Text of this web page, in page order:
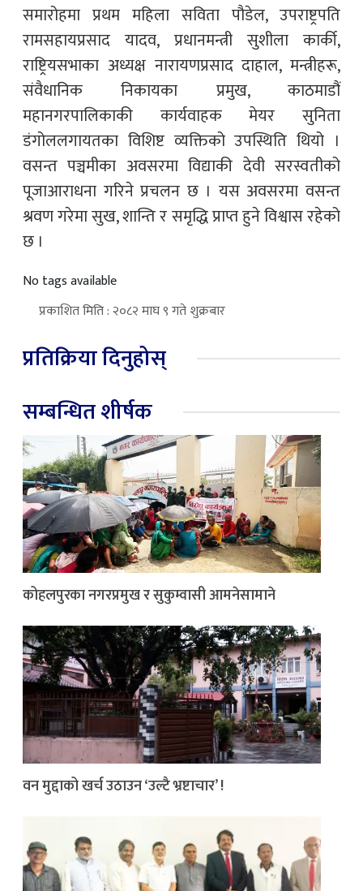
समारोहमा प्रथम महिला सविता पौडेल, उपराष्ट्रपति
रामसहायप्रसाद यादव, प्रधानमन्त्री सुशीला कार्की,
राष्ट्रियसभाका अध्यक्ष नारायणप्रसाद दाहाल, मन्त्रीहरू,
संवैधानिक निकायका प्रमुख, काठमाडौं
महानगरपालिकाकी कार्यवाहक मेयर सुनिता
डंगोललगायतका विशिष्ट व्यक्तिको उपस्थिति थियो ।
वसन्त पञ्चमीका अवसरमा विद्याकी देवी सरस्वतीको
पूजाआराधना गरिने प्रचलन छ । यस अवसरमा वसन्त
श्रवण गरेमा सुख, शान्ति र समृद्धि प्राप्त हुने विश्वास रहेको
छ ।
No tags available
प्रकाशित मिति : २०८२ माघ ९ गते शुक्रबार
प्रतिक्रिया दिनुहोस्
सम्बन्धित शीर्षक
कोहलपुरका नगरप्रमुख र सुकुम्वासी आमनेसामाने
वन मुद्दाको खर्च उठाउन ‘उल्टै भ्रष्टाचार’ !